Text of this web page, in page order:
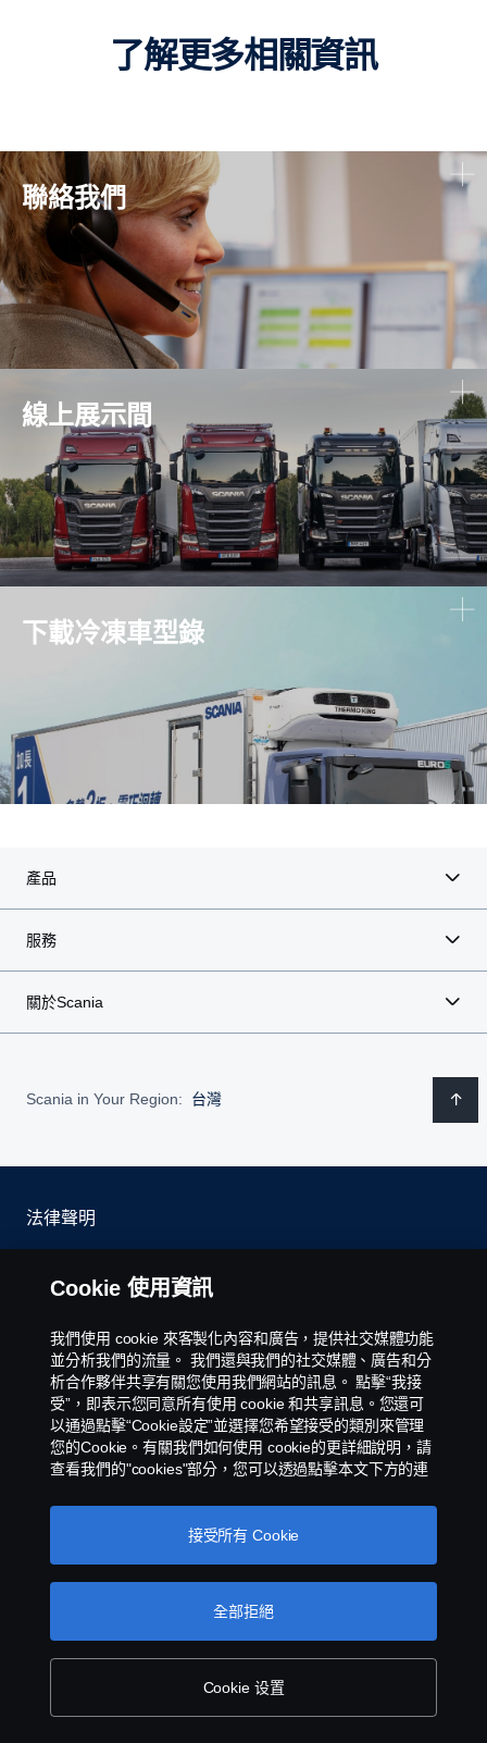
了解更多相關資訊
聯絡我們
線上展示間
下載冷凍車型錄
產品
服務
關於Scania
Scania in Your Region: 台灣
法律聲明
環境政策
Cookies Policy
Cookie 設定
Scania 銷售和服務台灣子公司 - 永德福汽車版權所
有 © Copyright Scania 2025 All rights reserved
Cookie 使用資訊
我們使用 cookie 來客製化內容和廣告，提供社交媒體功能
並分析我們的流量。 我們還與我們的社交媒體、廣告和分
析合作夥伴共享有關您使用我們網站的訊息。 點擊“我接
受”，即表示您同意所有使用 cookie 和共享訊息。您還可
以通過點擊“Cookie設定”並選擇您希望接受的類別來管理
您的Cookie。有關我們如何使用 cookie的更詳細說明，請
查看我們的"cookies"部分，您可以透過點擊本文下方的連
Cookie 设置
全部拒絕
接受所有 Cookie